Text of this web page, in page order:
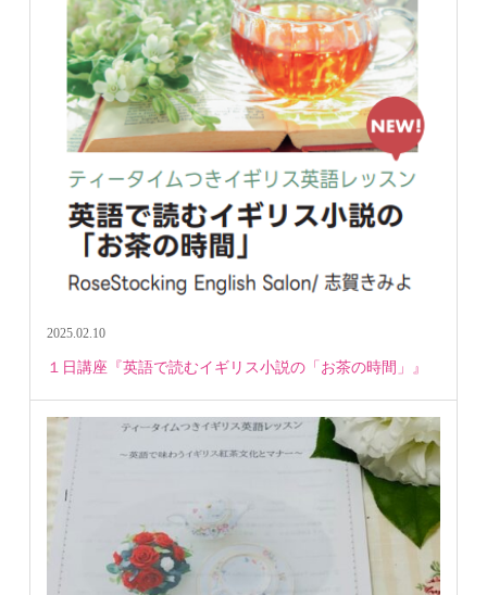
2025.02.10
１日講座『英語で読むイギリス小説の「お茶の時間」』